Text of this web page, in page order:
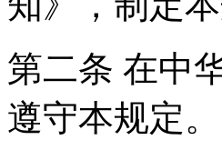
第二条 在中
遵守本规定。